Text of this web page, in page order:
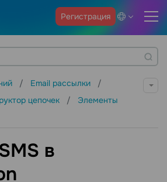
Регистрация
Email рассылки
цепочек
Элементы
в